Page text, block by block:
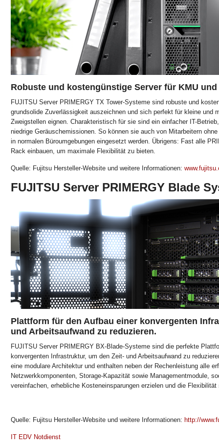
Robuste und kostengünstige Server für KMU
FUJITSU Server PRIMERGY TX Tower-Systeme sind robuste und
grundsolide Zuverlässigkeit auszeichnen und sich perfekt für kleine und
Zweigstellen eignen. Charakteristisch für sie sind ein einfacher IT-
niedrige Geräuschemissionen. So können sie auch von Mitarbeitern
in normalen Büroumgebungen eingesetzt werden. Übrigens: Fast alle
Rack einbauen, um maximale Flexibilität zu bieten.
Quelle: Fujitsu Hersteller-Website und weitere Informationen:
FUJITSU Server PRIMERGY Blade
Plattform für den Aufbau einer konvergenten
und Arbeitsaufwand zu reduzieren.
FUJITSU Server PRIMERGY BX-Blade-Systeme sind die perfekte
konvergenten Infrastruktur, um den Zeit- und Arbeitsaufwand zu
eine modulare Architektur und enthalten neben der Rechenleistung alle
Netzwerkkomponenten, Storage-Kapazität sowie Managementmodule,
vereinfachen, erhebliche Kosteneinsparungen erzielen und die Flexibilität
Quelle: Fujitsu Hersteller-Website und weitere Informationen: http://
IT EDV Notdienst